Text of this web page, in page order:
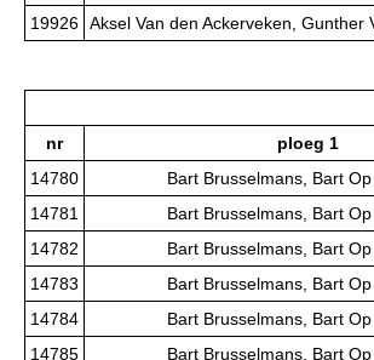
19926 Aksel Van den Ackerveken, Gunther
nr
ploeg 1
14780
Bart Brusselmans, Bart
14781
Bart Brusselmans, Bart
14782
Bart Brusselmans, Bart
14783
Bart Brusselmans, Bart
14784
Bart Brusselmans, Bart
14785
Bart Brusselmans, Bart